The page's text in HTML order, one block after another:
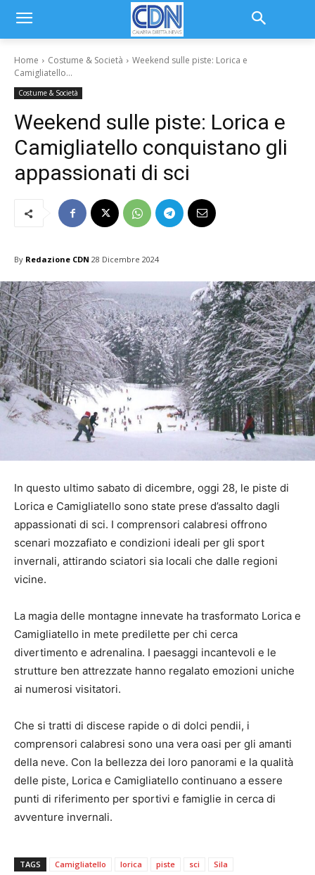
Home Costume & Società
Weekend sulle piste: Lorica e
Camigliatello...
Costume & Società
Weekend sulle piste: Lorica e
Camigliatello conquistano gli
appassionati di sci
By Redazione CDN 28 Dicembre 2024
In questo ultimo sabato di dicembre, oggi 28, le piste di
Lorica e Camigliatello sono state prese d’assalto dagli
appassionati di sci. I comprensori calabresi offrono
scenari mozzafiato e condizioni ideali per gli sport
invernali, attirando sciatori sia locali che dalle regioni
vicine.
La magia delle montagne innevate ha trasformato Lorica e
Camigliatello in mete predilette per chi cerca
divertimento e adrenalina. I paesaggi incantevoli e le
strutture ben attrezzate hanno regalato emozioni uniche
ai numerosi visitatori.
Che si tratti di discese rapide o di dolci pendii, i
comprensori calabresi sono una vera oasi per gli amanti
della neve. Con la bellezza dei loro panorami e la qualità
delle piste, Lorica e Camigliatello continuano a essere
punti di riferimento per sportivi e famiglie in cerca di
avventure invernali.
TAGS Camigliatello lorica piste sci Sila